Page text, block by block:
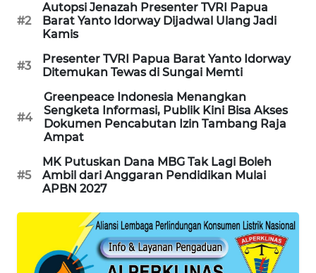
#2
Autopsi Jenazah Presenter TVRI Papua
Barat Yanto Idorway Dijadwal Ulang Jadi
Kamis
#3
Presenter TVRI Papua Barat Yanto Idorway
Ditemukan Tewas di Sungai Memti
#4
Greenpeace Indonesia Menangkan
Sengketa Informasi, Publik Kini Bisa Akses
Dokumen Pencabutan Izin Tambang Raja
Ampat
#5
MK Putuskan Dana MBG Tak Lagi Boleh
Ambil dari Anggaran Pendidikan Mulai
APBN 2027
METRO
NEWS
METRO
MEDAN
NEWS
METRO
JAKARTA
NEWS
NEWS